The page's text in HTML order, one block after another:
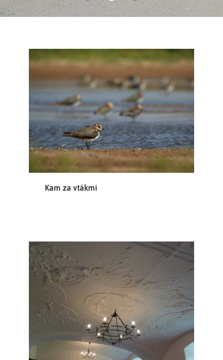
Štuková výzdoba vznikla zásluhou historicky
prvního opata augustiánů v Brně
Mathiase Pertschera po roce 1752. Na štukaturách se
nepodílel žádný významný umělec, vzorníky byly
nejméně čtvrt století staré...
Kam za vtákmi